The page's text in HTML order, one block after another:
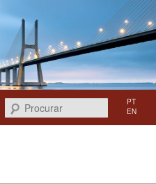
Procurar
PT
EN